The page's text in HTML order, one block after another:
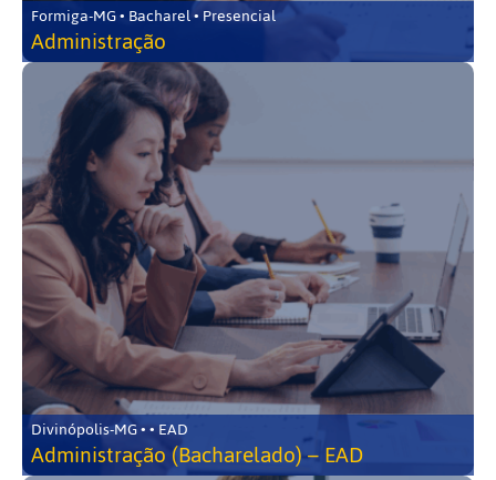
Formiga-MG • Bacharel • Presencial
Administração
Divinópolis-MG • • EAD
Administração (Bacharelado) – EAD